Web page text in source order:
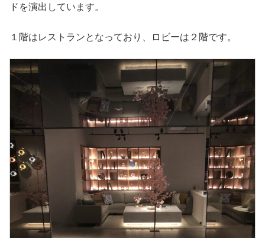
ドを演出しています。
１階はレストランとなっており、ロビーは２階です。